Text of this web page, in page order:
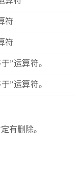
符
符
”运算符。
”运算符。
有删除。